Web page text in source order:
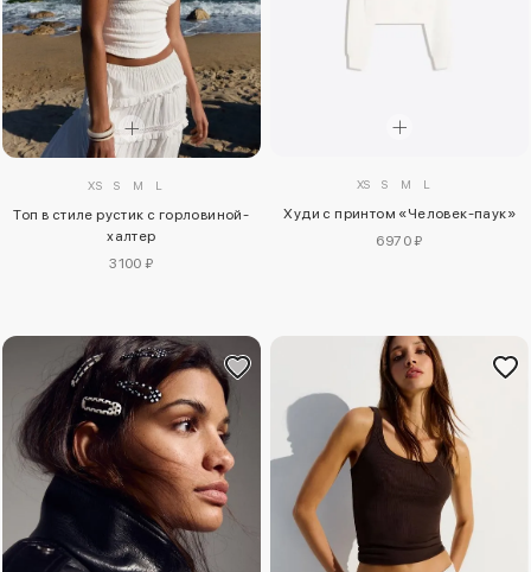
XS S M L
Топ в стиле рустик с горловиной-
халтер
3100 ₽
XS S M L
Худи с принтом «Человек-паук»
6970 ₽